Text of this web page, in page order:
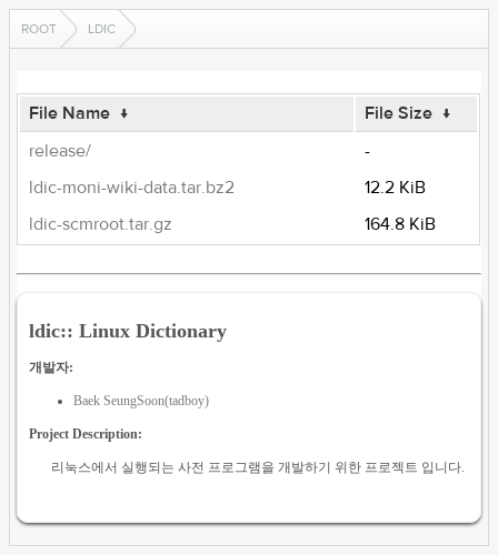
ROOT LDIC
File Name ↓ File Size ↓
release/
-
ldic-moni-wiki-data.tar.bz2
12.2 KiB
ldic-scmroot.tar.gz
164.8 KiB
ldic:: Linux Dictionary
개발자:
Baek SeungSoon(tadboy)
Project Description:
리눅스에서 실행되는 사전 프로그램을 개발하기 위한 프로젝트 입니다.